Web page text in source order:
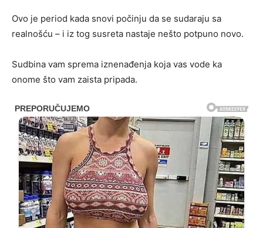
Ovo je period kada snovi počinju da se sudaraju sa
realnošću – i iz tog susreta nastaje nešto potpuno novo.
Sudbina vam sprema iznenađenja koja vas vode ka
onome što vam zaista pripada.